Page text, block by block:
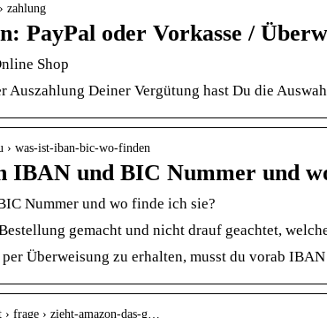
zahlung
PayPal oder Vorkasse /
Shop
Deiner Vergütung hast Du die
› was-ist-iban-bic-wo-finden
IBAN und BIC Nummer und
Nummer und wo finde ich sie?
gemacht und nicht drauf geachtet,
Überweisung zu erhalten, musst du vorab
frage › zieht-amazon-das-g…